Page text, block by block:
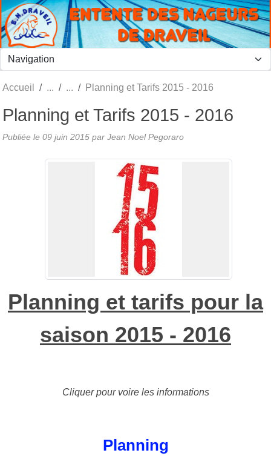
Accueil Planning et Tarifs 2015 - 2016
Planning et Tarifs 2015 - 2016
Publiée le 09 juin 2015 par Jean Noel Pegoraro
Planning et tarifs pour la
saison 2015 - 2016
Cliquer pour voire les informations
Planning
Panneau de gestion des cookies